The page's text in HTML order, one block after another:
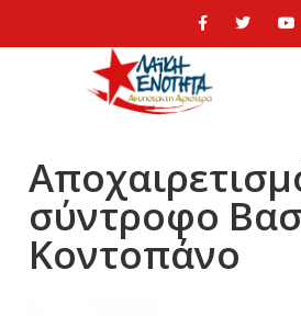
σύντροφο
Κοντοπάνο